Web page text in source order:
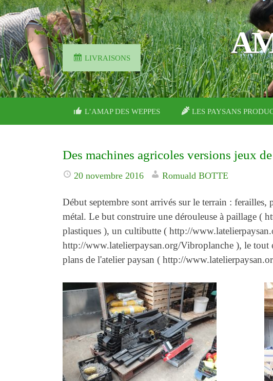
PASSER
L’AMAP DES WEPPES LES PAYSANS
LIVRAISONS
Des machines agricoles versions jeux
20 novembre 2016 Romuald BOTTE
Début septembre sont arrivés sur le terrain : ferailles,
métal. Le but construire une dérouleuse à paillage (
plastiques ), un cultibutte ( http://
http://www.latelierpaysan.org/Vibroplanche ), le tout
plans de l'atelier paysan ( http://